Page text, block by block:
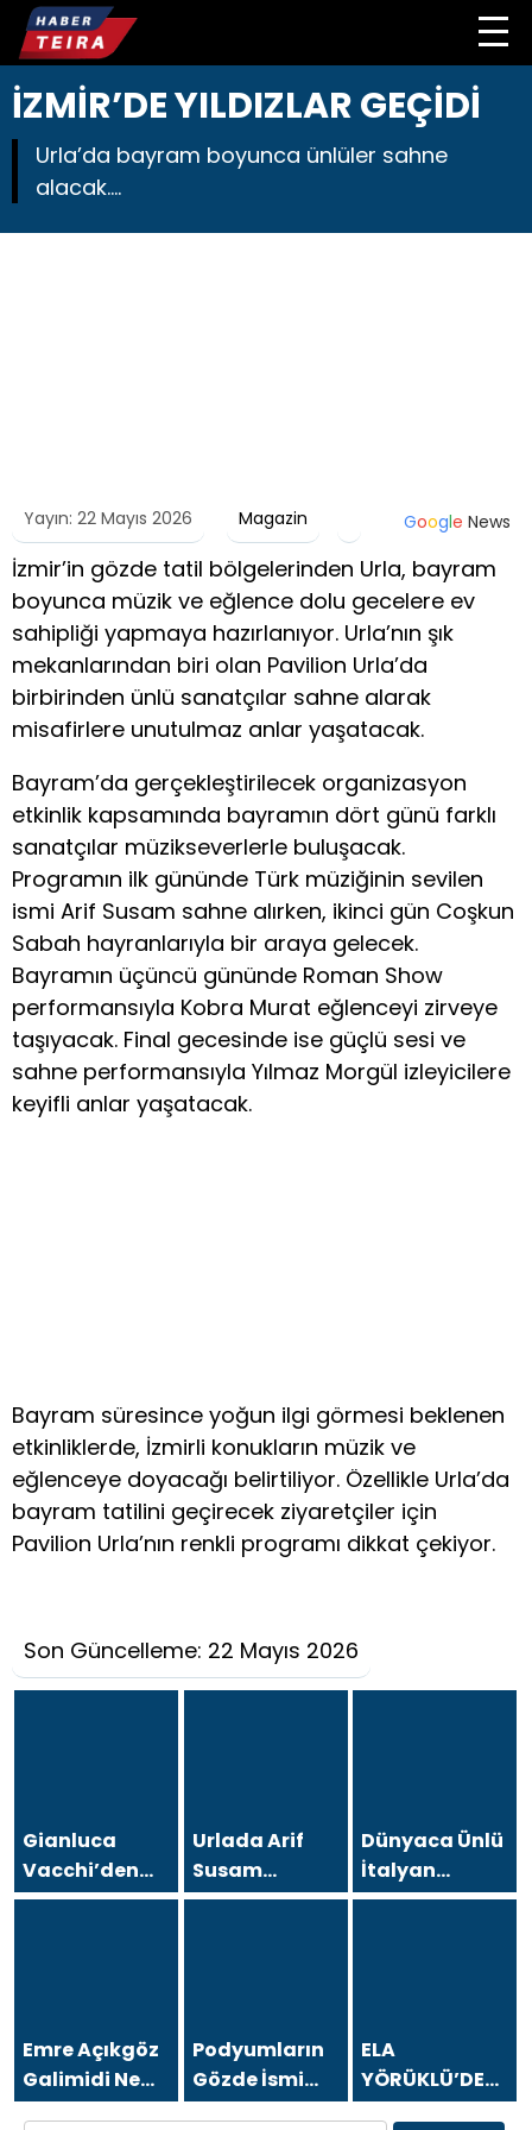
İZMİR’DE YILDIZLAR GEÇİDİ
Urla’da bayram boyunca ünlüler sahne
alacak....
Yayın: 22 Mayıs 2026 Magazin Google News
İzmir’in gözde tatil bölgelerinden Urla, bayram
boyunca müzik ve eğlence dolu gecelere ev
sahipliği yapmaya hazırlanıyor. Urla’nın şık
mekanlarından biri olan Pavilion Urla’da
birbirinden ünlü sanatçılar sahne alarak
misafirlere unutulmaz anlar yaşatacak.
Bayram’da gerçekleştirilecek organizasyon
etkinlik kapsamında bayramın dört günü farklı
sanatçılar müzikseverlerle buluşacak.
Programın ilk gününde Türk müziğinin sevilen
ismi Arif Susam sahne alırken, ikinci gün Coşkun
Sabah hayranlarıyla bir araya gelecek.
Bayramın üçüncü gününde Roman Show
performansıyla Kobra Murat eğlenceyi zirveye
taşıyacak. Final gecesinde ise güçlü sesi ve
sahne performansıyla Yılmaz Morgül izleyicilere
keyifli anlar yaşatacak.
Bayram süresince yoğun ilgi görmesi beklenen
etkinliklerde, İzmirli konukların müzik ve
eğlenceye doyacağı belirtiliyor. Özellikle Urla’da
bayram tatilini geçirecek ziyaretçiler için
Pavilion Urla’nın renkli programı dikkat çekiyor.
Son Güncelleme: 22 Mayıs 2026
Gianluca
Vacchi’den
Antalya’da
Urlada Arif
Susam
Rüzgarı
Dünyaca Ünlü
İtalyan
Fenomen
Geliyor!
Emre Açıkgöz
Galimidi New
York
Podyumların
Gözde İsmi
Duygu
ELA
YÖRÜKLÜ’DEN
AMELİYAT